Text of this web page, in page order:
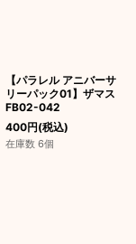
【パラレル アニバーサ
リーパック01】ザマス
FB02-042
400円(税込)
在庫数 6個